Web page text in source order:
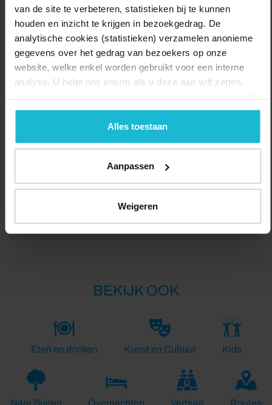
van de site te verbeteren, statistieken bij te kunnen
houden en inzicht te krijgen in bezoekgedrag. De
analytische cookies (statistieken) verzamelen anonieme
gegevens over het gedrag van bezoekers op onze
website, welke enkel worden gebruikt voor een interne
analyse. U helpt ons enorm als u deze aan wilt zetten.
geen commerciële doelstelling. U kunt deze cookies via
de knoppen accepteren, beheren of weigeren.
Alles toestaan
Aanpassen
Weigeren
BEKIJK OOK
Eten en drinken Kunst en Cultuur Kids
Naar Buiten Overnachten Verhuur Routes